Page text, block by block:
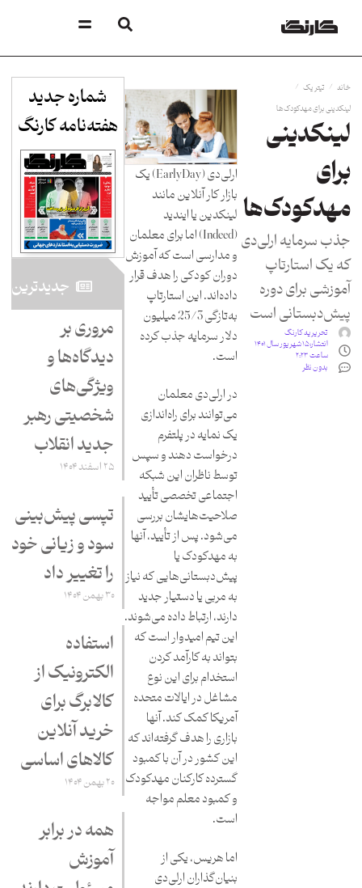
خانه / تیتر یک /
لینکدینی برای مهدکودک‌ها
لینکدینی
برای
مهدکودک‌ها
جذب سرمایه ارلی‌دی
که یک استارتاپ
آموزشی برای دوره
پیش‌دبستانی است
تحریریه کارنگ
انتشار:
۱۵ شهریور سال ۱۴۰۱
ساعت ۲:۲۳
بدون نظر
ارلی‌دی (EarlyDay) یک
بازار کار آنلاین مانند
لینکدین یا ایندید
(Indeed) اما برای معلمان
و مدارسی است که آموزش
دوران کودکی را هدف قرار
داده‌اند. این استارتاپ
به‌تازگی 25/3 میلیون
دلار سرمایه جذب کرده
است.
در ارلی‌دی معلمان
می‌توانند برای راه‌اندازی
یک نمایه در پلتفرم
درخواست دهند و سپس
توسط ناظران این شبکه
اجتماعی تخصصی تأیید
صلاحیت‌هایشان بررسی
می‌شود. پس از تأیید، آنها
به مهدکودک یا
پیش‌دبستانی‌هایی که نیاز
به مربی یا دستیار جدید
دارند، ارتباط داده می‌شوند.
این تیم امیدوار است که
بتواند به کارآمد کردن
استخدام برای این نوع
مشاغل در ایالات متحده
آمریکا کمک کند. آنها
بازاری را هدف گرفته‌اند که
این کشور در آن با کمبود
گسترده کارکنان مهدکودک
و کمبود معلم مواجه
است.
اما هریس، یکی از
بنیان‌گذاران ارلی‌دی
شماره جدید
هفته‌نامه کارنگ​
جدید‌ترین
مروری بر
دیدگاه‌ها و
ویژگی‌های
شخصیتی رهبر
جدید انقلاب
۲۵ اسفند ۱۴۰۴
تپسی پیش‌بینی
سود و زیانی خود
را تغییر داد
۳۰ بهمن ۱۴۰۴
استفاده
الکترونیک از
کالابرگ برای
خرید آنلاین
کالاهای اساسی
۲۰ بهمن ۱۴۰۴
همه در برابر
آموزش